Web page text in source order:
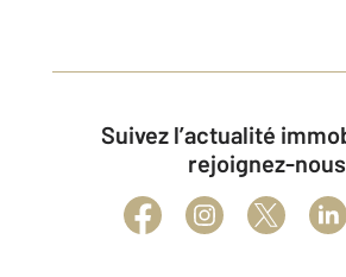
Suivez l’actualité immobilière et
rejoignez-nous